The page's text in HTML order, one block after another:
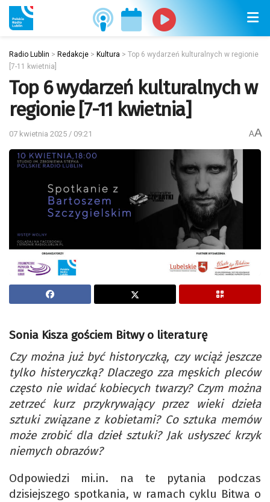
Radio Lublin > Redakcje > Kultura > Top 6 wydarzeń kulturalnych w regionie
[7-11 kwietnia]
Top 6 wydarzeń kulturalnych w
regionie [7-11 kwietnia]
07 kwietnia 2025 / 09:21 AA
Sonia Kisza gościem Bitwy o literaturę
Czy można już być historyczką, czy wciąż jeszcze
tylko histeryczką? Dlaczego zza męskich pleców
często nie widać kobiecych twarzy? Czym można
zetrzeć kurz przykrywający przez wieki dzieła
sztuki związane z kobietami? Co sztuka memów
może zrobić dla dzieł sztuki? Jak usłyszeć krzyk
niemych obrazów?
Odpowiedzi mi.in. na te pytania podczas
dzisiejszego spotkania, w ramach cyklu Bitwa o